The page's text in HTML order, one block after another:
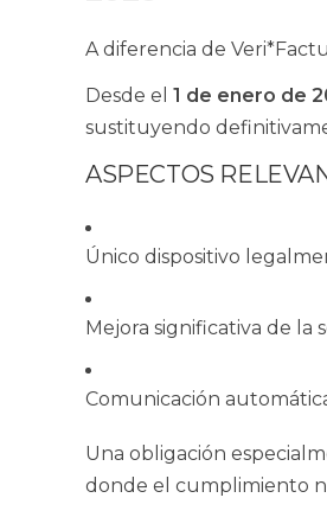
A diferencia de
Desde el 1 de enero de
sustituyendo
ASPECTOS
Único dispositivo
Mejora significativa de la
Comunicación
Una obligación
donde el cumplimiento